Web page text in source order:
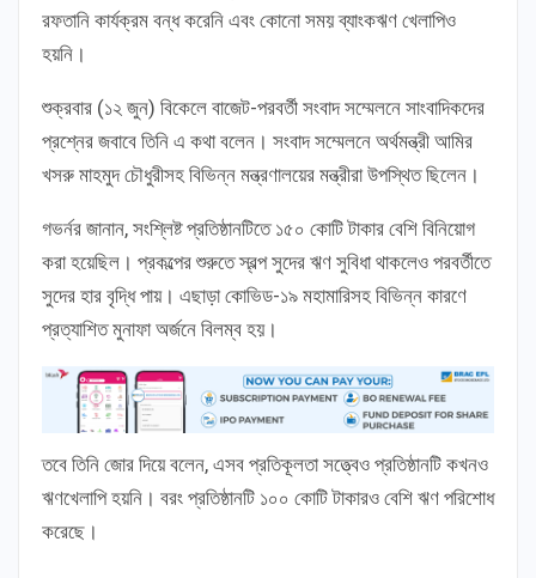
রফতানি কার্যক্রম বন্ধ করেনি এবং কোনো সময় ব্যাংকঋণ খেলাপিও
হয়নি।
শুক্রবার (১২ জুন) বিকেলে বাজেট-পরবর্তী সংবাদ সম্মেলনে সাংবাদিকদের
প্রশ্নের জবাবে তিনি এ কথা বলেন। সংবাদ সম্মেলনে অর্থমন্ত্রী আমির
খসরু মাহমুদ চৌধুরীসহ বিভিন্ন মন্ত্রণালয়ের মন্ত্রীরা উপস্থিত ছিলেন।
গভর্নর জানান, সংশ্লিষ্ট প্রতিষ্ঠানটিতে ১৫০ কোটি টাকার বেশি বিনিয়োগ
করা হয়েছিল। প্রকল্পের শুরুতে স্বল্প সুদের ঋণ সুবিধা থাকলেও পরবর্তীতে
সুদের হার বৃদ্ধি পায়। এছাড়া কোভিড-১৯ মহামারিসহ বিভিন্ন কারণে
প্রত্যাশিত মুনাফা অর্জনে বিলম্ব হয়।
তবে তিনি জোর দিয়ে বলেন, এসব প্রতিকূলতা সত্ত্বেও প্রতিষ্ঠানটি কখনও
ঋণখেলাপি হয়নি। বরং প্রতিষ্ঠানটি ১০০ কোটি টাকারও বেশি ঋণ পরিশোধ
করেছে।